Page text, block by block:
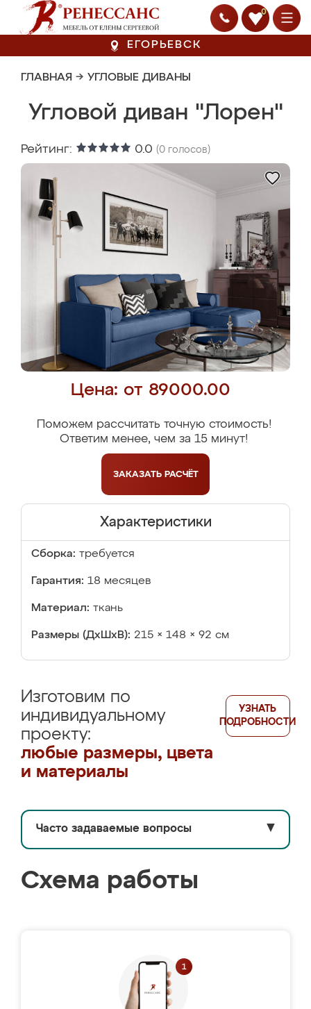
0
ЕГОРЬЕВСК
ГЛАВНАЯ → УГЛОВЫЕ ДИВАНЫ
Угловой диван "Лорен"
Рейтинг: 0.0 (0 голосов)
Цена: от 89000.00
Поможем рассчитать точную стоимость!
Ответим менее, чем за 15 минут!
ЗАКАЗАТЬ РАСЧЁТ
Характеристики
Сборка: требуется
Гарантия: 18 месяцев
Материал: ткань
Размеры (ДхШхВ): 215 × 148 × 92 см
Изготовим по
индивидуальному
проекту:
любые размеры, цвета
и материалы
УЗНАТЬ
ПОДРОБНОСТИ
Часто задаваемые вопросы ▼
Схема работы